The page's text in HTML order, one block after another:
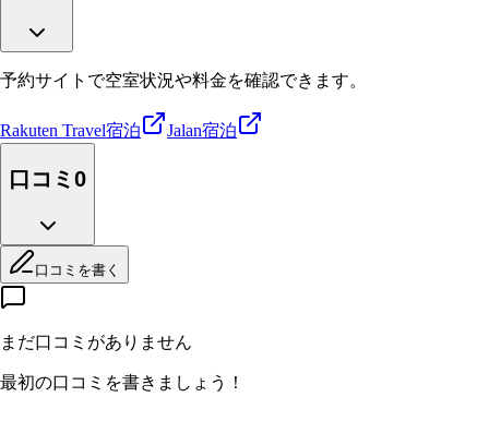
予約サイトで空室状況や料金を確認できます。
Rakuten Travel宿泊 Jalan宿泊
口コミ 0
口コミを書く
まだ口コミがありません
最初の口コミを書きましょう！